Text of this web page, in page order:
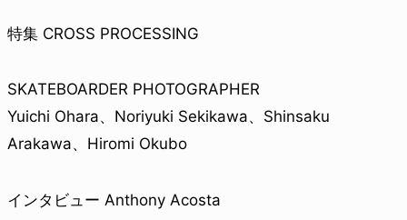
特集 CROSS PROCESSING
SKATEBOARDER PHOTOGRAPHER
Yuichi Ohara、Noriyuki Sekikawa、Shinsaku
Arakawa、Hiromi Okubo
インタビュー Anthony Acosta